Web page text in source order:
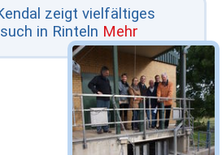
zeigt vielfältiges
in Rinteln Mehr